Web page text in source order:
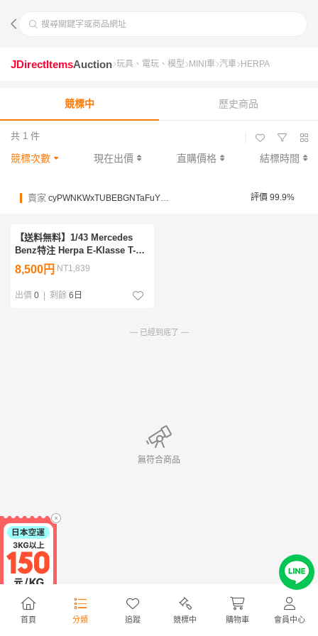
搜尋關鍵字或商品網址
首頁 分類 追蹤 競標中 購物車 會員中心
JDirectItemsAuction 玩具、電玩、模型 MINI車 汽車 HERPA
競標中 歷史商品
共 1 件
競標次數 現在出價 直購價格 結標時間
賣家 cyPWNKWxTUBEBGNTaFuYhHaWUCSP 評價 99.9%
【送料無料】1/43 Mercedes
Benz特注 Herpa E-Klasse T-
model (E320) メルセデス Eクラ
ス Tモデル (W210/S210) 1995
Green 紙箱なし
8,500円 NT1,839
出價 0 | 剩餘 6日
— 已經到底了 —
無符合商品